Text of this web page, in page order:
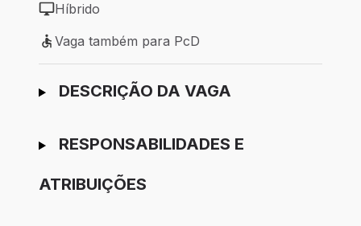
Modelo de trabalho: Híbrido
Híbrido
Vaga também para PcD
Vaga também para PcD
Ir para candidatura
DESCRIÇÃO DA VAGA
RESPONSABILIDADES E
ATRIBUIÇÕES